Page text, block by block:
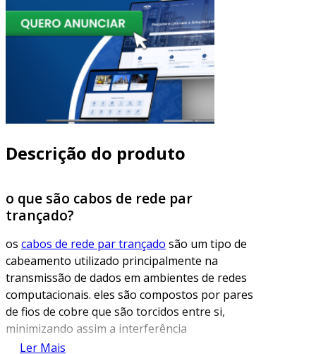
Descrição do produto
o que são cabos de rede par
trançado?
os cabos de rede par trançado são um tipo de
cabeamento utilizado principalmente na
transmissão de dados em ambientes de redes
computacionais. eles são compostos por pares
de fios de cobre que são torcidos entre si,
minimizando assim a interferência
eletromagnética e garantindo uma
Ler Mais